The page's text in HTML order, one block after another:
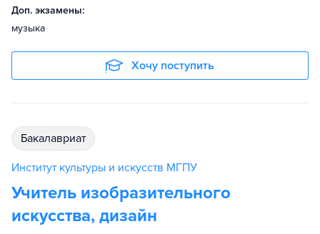
Доп. экзамены:
музыка
Хочу поступить
бакалавриат
Институт культуры и искусств МГПУ
Учитель изобразительного
искусства, дизайн